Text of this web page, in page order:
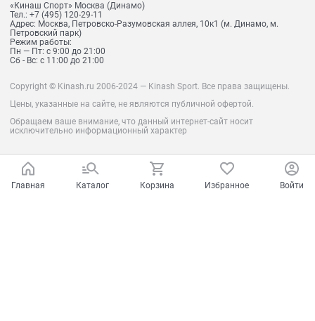
«Кинаш Спорт» Москва (Динамо)
Тел.: +7 (495) 120-29-11
Адрес: Москва, Петровско-Разумовская аллея, 10к1 (м. Динамо, м.
Петровский парк)
Режим работы:
Пн — Пт: с 9:00 до 21:00
Сб - Вс: с 11:00 до 21:00
Copyright © Kinash.ru 2006-2024 — Kinash Sport. Все права защищены.
Цены, указанные на сайте, не являются публичной офертой.
Обращаем ваше внимание, что данный интернет-сайт носит
исключительно информационный характер
Главная Каталог Корзина Избранное Войти